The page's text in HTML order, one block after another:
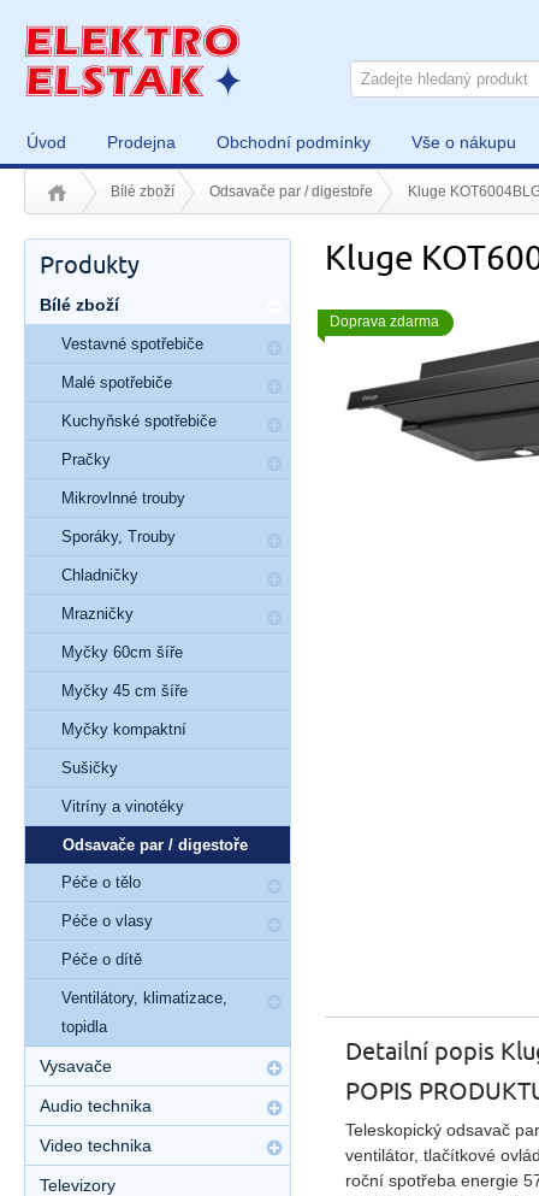
Úvod Prodejna Obchodní podmínky Vše o nákupu
Bílé zboží Odsavače par / digestoře Kluge
Kluge
Doprava zdarma
Detailní popis
POPIS
Teleskopický odsavač
ventilátor, tlačítkové
roční spotřeba energie
Produkty
Bílé zboží
Vestavné spotřebiče
Malé spotřebiče
Kuchyňské spotřebiče
Pračky
Mikrovlnné trouby
Sporáky, Trouby
Chladničky
Mrazničky
Myčky 60cm šíře
Myčky 45 cm šíře
Myčky kompaktní
Sušičky
Vitríny a vinotéky
Odsavače par / digestoře
Péče o tělo
Péče o vlasy
Péče o dítě
Ventilátory, klimatizace,
topidla
Vysavače
Audio technika
Video technika
Televizory